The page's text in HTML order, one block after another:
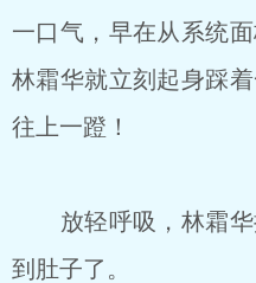
一口气，早在从系统
林霜华就立刻起身踩
往上一蹬！
放轻呼吸，林霜华
到肚子了。